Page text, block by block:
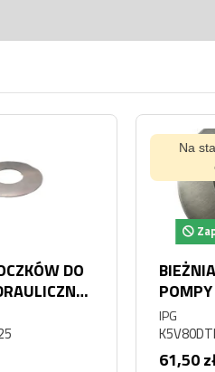
Na stanie w
Zapytaj o
BIEŻNIA TŁOCZKÓW
POMPY KAWASAKI